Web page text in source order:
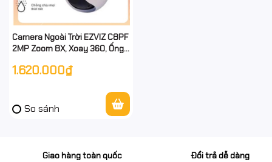
Camera Ngoài Trời EZVIZ C8PF
2MP Zoom 8X, Xoay 360, Ống
full vat
1.620.000₫
So sánh
Giao hàng toàn quốc Đổi trả dễ dàng